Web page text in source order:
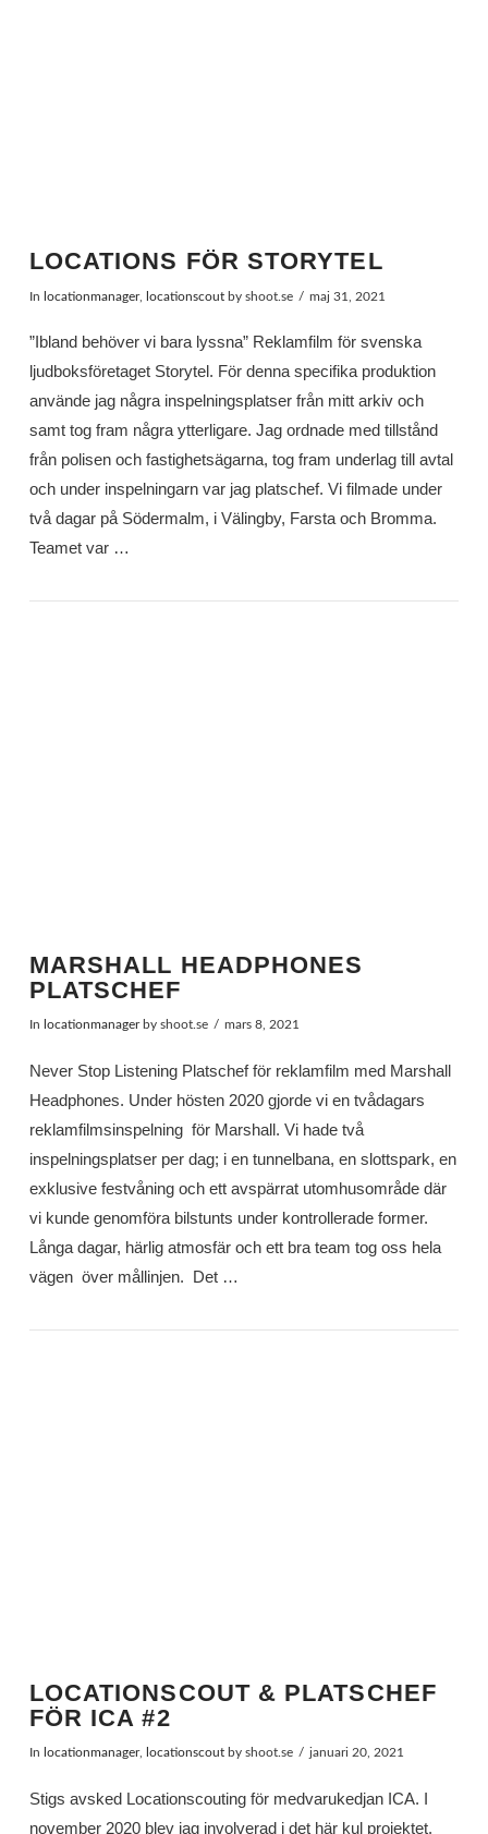
LOCATIONS FÖR STORYTEL
In locationmanager, locationscoutby shoot.se maj 31, 2021
”Ibland behöver vi bara lyssna” Reklamfilm för svenska
ljudboksföretaget Storytel. För denna specifika produktion
använde jag några inspelningsplatser från mitt arkiv och
samt tog fram några ytterligare. Jag ordnade med tillstånd
från polisen och fastighetsägarna, tog fram underlag till avtal
och under inspelningarn var jag platschef. Vi filmade under
två dagar på Södermalm, i Välingby, Farsta och Bromma.
Teamet var …
MARSHALL HEADPHONES
PLATSCHEF
In locationmanagerby shoot.se mars 8, 2021
Never Stop Listening Platschef för reklamfilm med Marshall
Headphones. Under hösten 2020 gjorde vi en tvådagars
reklamfilmsinspelning för Marshall. Vi hade två
inspelningsplatser per dag; i en tunnelbana, en slottspark, en
exklusive festvåning och ett avspärrat utomhusområde där
vi kunde genomföra bilstunts under kontrollerade former.
Långa dagar, härlig atmosfär och ett bra team tog oss hela
vägen över mållinjen. Det …
LOCATIONSCOUT & PLATSCHEF
FÖR ICA #2
In locationmanager, locationscoutby shoot.se januari 20, 2021
Stigs avsked Locationscouting för medvarukedjan ICA. I
november 2020 blev jag involverad i det här kul projektet.